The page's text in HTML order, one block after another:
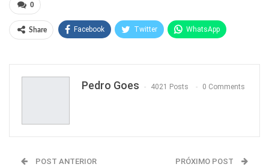
0
Share Facebook Twitter WhatsApp
Pedro Goes 4021 Posts 0 Comments
POST ANTERIOR PRÓXIMO POST